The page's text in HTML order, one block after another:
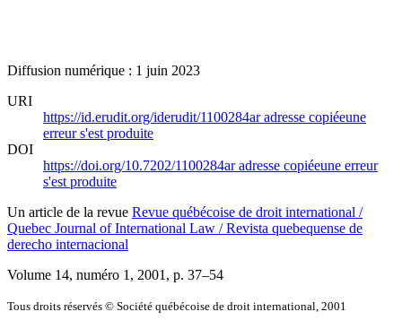
Diffusion numérique : 1 juin 2023
URI
https://id.erudit.org/iderudit/1100284aradresse copiéeune
erreur s'est produite
DOI
https://doi.org/10.7202/1100284aradresse copiéeune erreur
s'est produite
Un article de la revue Revue québécoise de droit international /
Quebec Journal of International Law / Revista quebequense de
derecho internacional
Volume 14, numéro 1, 2001 , p. 37–54
Tous droits réservés © Société québécoise de droit international, 2001